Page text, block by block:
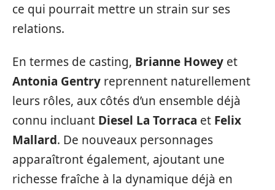
ce qui pourrait mettre un strain sur ses
relations.
En termes de casting, Brianne Howey et
Antonia Gentry reprennent naturellement
leurs rôles, aux côtés d’un ensemble déjà
connu incluant Diesel La Torraca et Felix
Mallard. De nouveaux personnages
apparaîtront également, ajoutant une
richesse fraîche à la dynamique déjà en